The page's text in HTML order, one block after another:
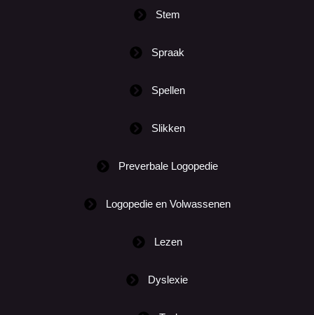
Stem
Spraak
Spellen
Slikken
Preverbale Logopedie
Logopedie en Volwassenen
Lezen
Dyslexie